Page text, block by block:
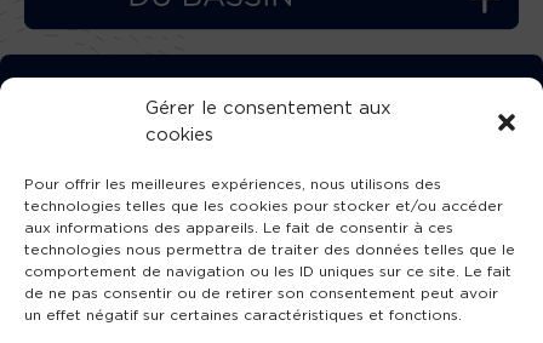
Gérer le consentement aux
cookies
Pour offrir les meilleures expériences, nous utilisons des
technologies telles que les cookies pour stocker et/ou accéder
aux informations des appareils. Le fait de consentir à ces
technologies nous permettra de traiter des données telles que le
comportement de navigation ou les ID uniques sur ce site. Le fait
de ne pas consentir ou de retirer son consentement peut avoir
un effet négatif sur certaines caractéristiques et fonctions.
TÉLÉCHARGEZ GRATUITEMENT
L’APPLICATION TVBA !
SUIVEZ-NOUS !